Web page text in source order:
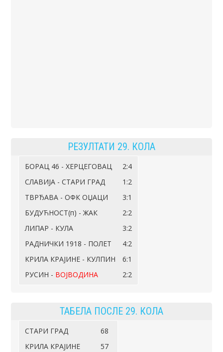
РЕЗУЛТАТИ 29. КОЛА
БОРАЦ 46 - ХЕРЦЕГОВАЦ
2:4
СЛАВИЈА - СТАРИ ГРАД
1:2
ТВРЂАВА - ОФК ОЏАЦИ
3:1
БУДУЋНОСТ(п) - ЖАК
2:2
ЛИПАР - КУЛА
3:2
РАДНИЧКИ 1918 - ПОЛЕТ
4:2
КРИЛА КРАЈИНЕ - КУЛПИН
6:1
РУСИН - ВОЈВОДИНА 2:2
ТАБЕЛА ПОСЛЕ 29. КОЛА
СТАРИ ГРАД
68
КРИЛА КРАЈИНЕ
57